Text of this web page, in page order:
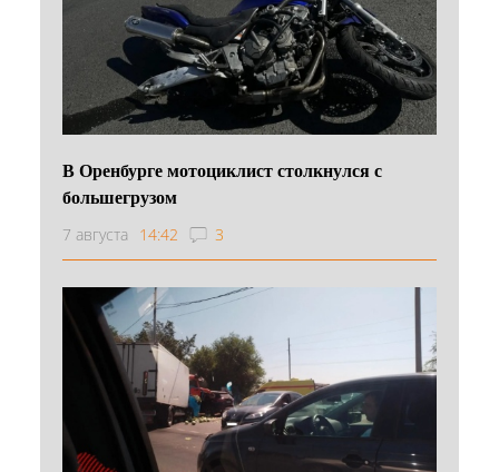
В Оренбурге мотоциклист столкнулся с
большегрузом
7 августа 14:42 3